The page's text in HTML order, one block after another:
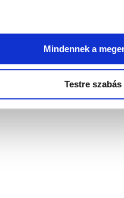
Mindennek a
Testre szabás
szerzői jog védi, bármiféle
történhet.